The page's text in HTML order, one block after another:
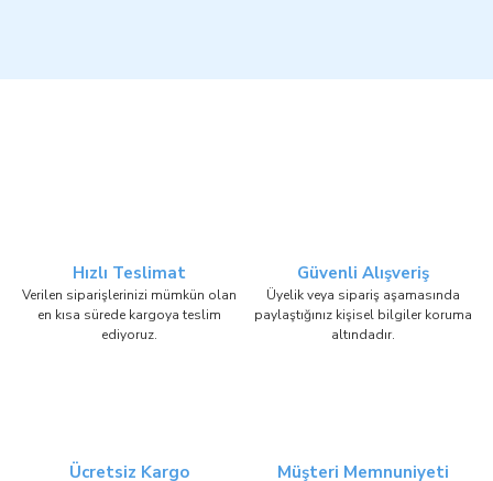
Hızlı Teslimat
Verilen siparişlerinizi mümkün olan
en kısa sürede kargoya teslim
ediyoruz.
Güvenli Alışveriş
Üyelik veya sipariş aşamasında
paylaştığınız kişisel bilgiler koruma
altındadır.
Ücretsiz Kargo Müşteri Memnuniyeti